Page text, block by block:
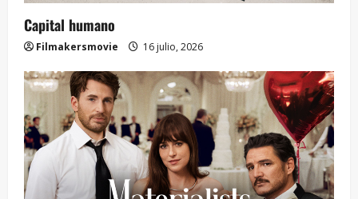
Capital humano
Filmakersmovie 16 julio, 2026